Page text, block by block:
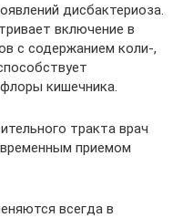
дисбактериоза.
включение в
с содержанием коли-,
кишечника.
тракта врач
приемом
всегда в